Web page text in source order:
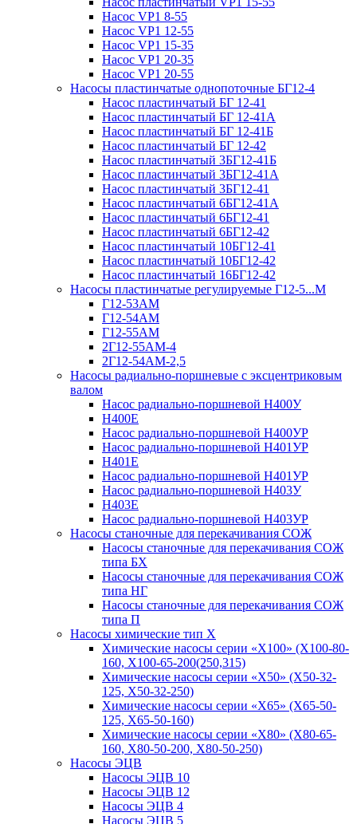
Насос VP1 8-55
Насос VP1 12-55
Насос VP1 15-35
Насос VP1 20-35
Насос VP1 20-55
Насосы пластинчатые однопоточные БГ12-4
Насос пластинчатый БГ 12-41
Насос пластинчатый БГ 12-41А
Насос пластинчатый БГ 12-41Б
Насос пластинчатый БГ 12-42
Насос пластинчатый 3БГ12-41Б
Насос пластинчатый 3БГ12-41А
Насос пластинчатый 3БГ12-41
Насос пластинчатый 6БГ12-41А
Насос пластинчатый 6БГ12-41
Насос пластинчатый 6БГ12-42
Насос пластинчатый 10БГ12-41
Насос пластинчатый 10БГ12-42
Насос пластинчатый 16БГ12-42
Насосы пластинчатые регулируемые Г12-5...М
Г12-53АМ
Г12-54АМ
Г12-55АМ
2Г12-55АМ-4
2Г12-54АМ-2,5
Насосы радиально-поршневые с эксцентриковым
валом
Насос радиально-поршневой Н400У
Н400Е
Насос радиально-поршневой Н400УР
Насос радиально-поршневой Н401УР
Н401Е
Насос радиально-поршневой Н401УР
Насос радиально-поршневой Н403У
Н403Е
Насос радиально-поршневой Н403УР
Насосы станочные для перекачивания СОЖ
Насосы станочные для перекачивания СОЖ
типа БХ
Насосы станочные для перекачивания СОЖ
типа НГ
Насосы станочные для перекачивания СОЖ
типа П
Насосы химические тип Х
Химические насосы серии «Х100» (Х100-80-
160, Х100-65-200(250,315)
Химические насосы серии «Х50» (Х50-32-
125, Х50-32-250)
Химические насосы серии «Х65» (Х65-50-
125, Х65-50-160)
Химические насосы серии «Х80» (Х80-65-
160, Х80-50-200, Х80-50-250)
Насосы ЭЦВ
Насосы ЭЦВ 10
Насосы ЭЦВ 12
Насосы ЭЦВ 4
Насосы ЭЦВ 5